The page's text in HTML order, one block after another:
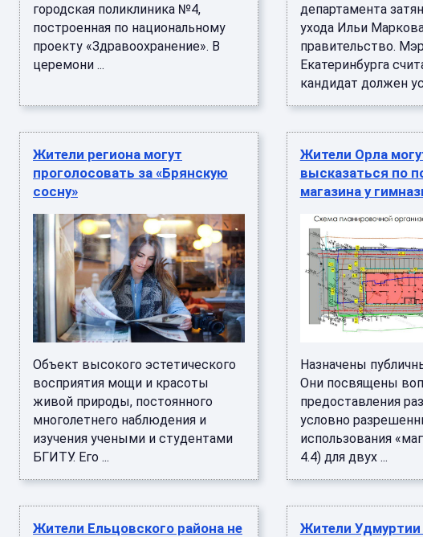
городская поликлиника №4,
построенная по национальному
проекту «Здравоохранение». В
церемони ...
департамента
ухода Ильи
правительство. Мэр
Екатеринбурга
кандидат должен
Жители региона могут
проголосовать за «Брянскую
сосну»
Объект высокого эстетического
восприятия мощи и красоты
живой природы, постоянного
многолетнего наблюдения и
изучения учеными и студентами
БГИТУ. Его ...
Жители Орла
высказаться по
магазина у
Назначены
Они посвящены
предоставления
условно
использования
4.4) для двух ...
Жители Ельцовского района не
Жители Удмуртии